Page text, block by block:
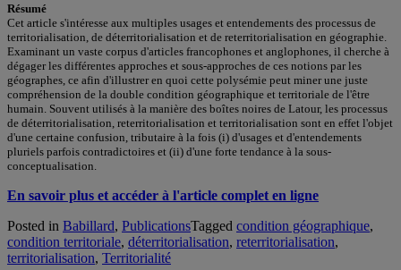
Résumé
Cet article s'intéresse aux multiples usages et entendements des processus de
territorialisation, de déterritorialisation et de reterritorialisation en géographie.
Examinant un vaste corpus d'articles francophones et anglophones, il cherche à
dégager les différentes approches et sous-approches de ces notions par les
géographes, ce afin d'illustrer en quoi cette polysémie peut miner une juste
compréhension de la double condition géographique et territoriale de l'être
humain. Souvent utilisés à la manière des boîtes noires de Latour, les processus
de déterritorialisation, reterritorialisation et territorialisation sont en effet l'objet
d'une certaine confusion, tributaire à la fois (i) d'usages et d'entendements
pluriels parfois contradictoires et (ii) d'une forte tendance à la sous-
conceptualisation.
En savoir plus et accéder à l'article complet en ligne
Posted in Babillard, PublicationsTagged condition géographique,
condition territoriale, déterritorialisation, reterritorialisation,
territorialisation, Territorialité